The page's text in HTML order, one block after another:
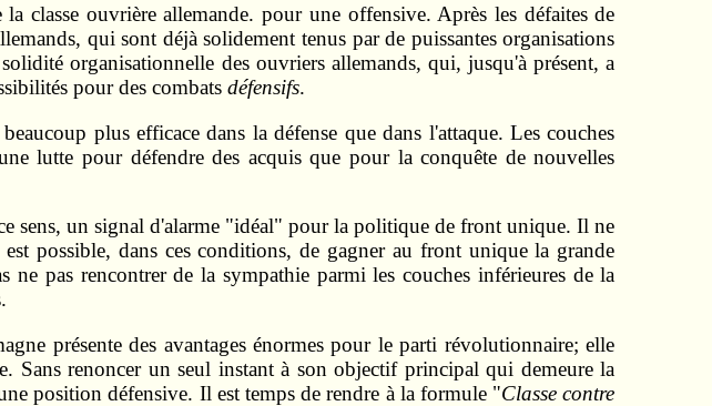
classe ouvrière allemande. pour une offensive. Après les défaites de
qui sont déjà solidement tenus par de puissantes organisations
organisationnelle des ouvriers allemands, qui, jusqu'à présent, a
pour des combats défensifs.
plus efficace dans la défense que dans l'attaque. Les couches
lutte pour défendre des acquis que pour la conquête de nouvelles
sens, un signal d'alarme "idéal" pour la politique de front unique. Il ne
possible, dans ces conditions, de gagner au front unique la grande
pas rencontrer de la sympathie parmi les couches inférieures de la
présente des avantages énormes pour le parti révolutionnaire; elle
Sans renoncer un seul instant à son objectif principal qui demeure la
position défensive. Il est temps de rendre à la formule "Classe contre